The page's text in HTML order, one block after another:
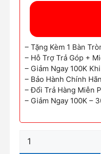
– Tặng Kèm 1 Bàn
– Hỗ Trợ Trả Góp +
– Giảm Ngay 100K
– Bảo Hành Chính
– Đổi Trả Hàng Miễn
– Giảm Ngay 100K –
Sofa